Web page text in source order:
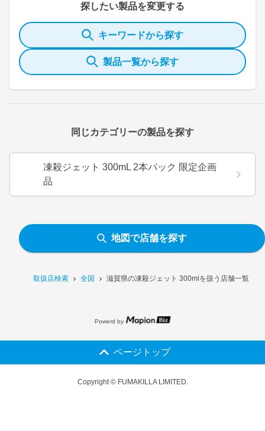
取扱店検索 全国 滋賀県の凍殺ジェット 300mlを扱う店舗一覧
探したい製品を変更する
キーワードから探す
製品一覧から探す
同じカテゴリーの製品を探す
凍殺ジェット 300mL 2本パック 限定企画
品
地図で店舗を探す
Powerd by
ページトップ
Copyright © FUMAKILLA LIMITED.